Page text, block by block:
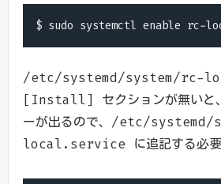
$ sudo systemctl enable rc-
/etc/systemd/system/rc-
[Install] セクションが無いと、
ーが出るので、/etc/
local.service に追記する必要